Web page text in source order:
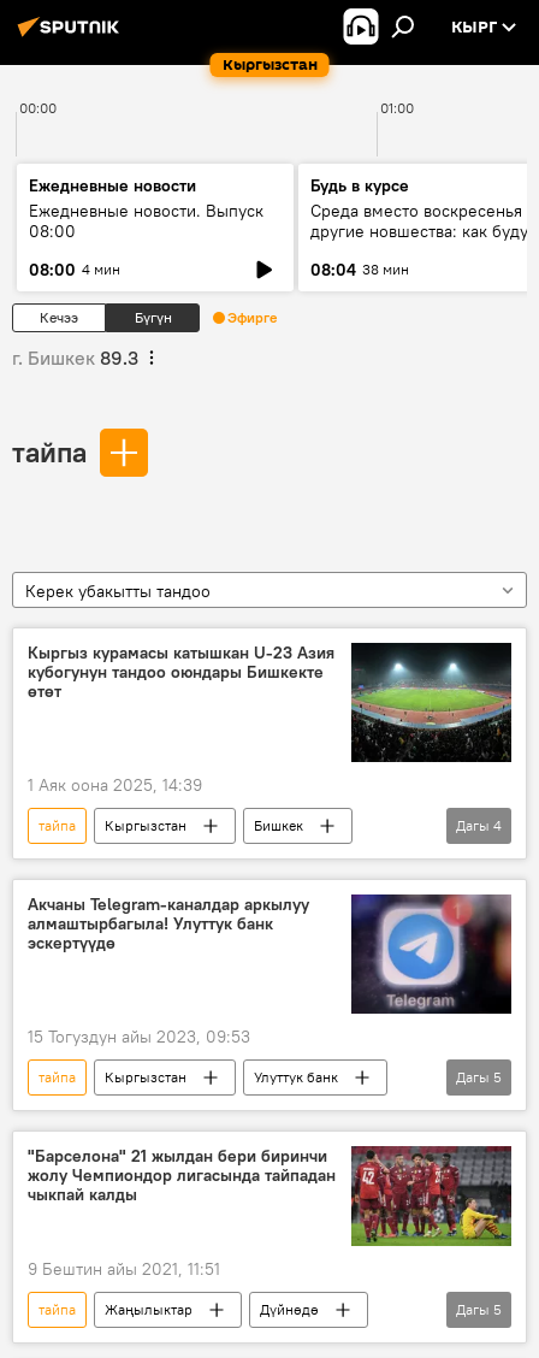
Кыргызстан
КЫРГ
00:00 01:00
Ежедневные новости
Ежедневные новости. Выпуск
08:00
08:00 4 мин
Будь в курсе
Среда вместо воскресенья и
другие новшества: как будут
08:04 38 мин
Кечээ Бүгүн Эфирге
г. Бишкек 89.3
тайпа
Керек убакытты тандоо
Кыргыз курамасы катышкан U-23 Азия
кубогунун тандоо оюндары Бишкекте
өтөт
1 Аяк оона 2025, 14:39
тайпа Кыргызстан
Бишкек
футбол
Азия кубогу
финал
жолдомо
Дагы 4
Акчаны Telegram-каналдар аркылуу
алмаштырбагыла! Улуттук банк
эскертүүдө
15 Тогуздун айы 2023, 09:53
тайпа Кыргызстан
Улуттук банк
кооптуулук
акча
алмашуу
Telegram
эскертүү
Дагы 5
"Барселона" 21 жылдан бери биринчи
жолу Чемпиондор лигасында тайпадан
чыкпай калды
9 Бештин айы 2021, 11:51
тайпа Жаңылыктар
Дүйнөдө
Спорт
футбол
Барселона ФК
Дагы 5